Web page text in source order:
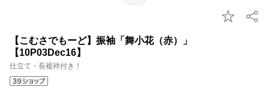
【こむさでもーど】振袖「舞小花（赤）」
【10P03Dec16】
仕立て・長襦袢付き！